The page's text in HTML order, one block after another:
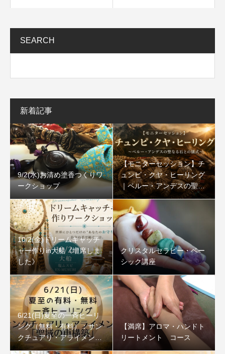
SEARCH
新着記事
9/2(水)お清め塗香つくりワ
ークショップ
【モニターセッション】チ
ュンピ・クヤ・ヒーリング
｜ペルー・アンデスの聖な
る石
10/2(金)ドリームキャッチ
ャー作りin大船《増席しま
した》
クリスタルセラピー・ベー
シック講座
6/21(日)夏至の一斉ヒーリ
ング（無料・有料）：サン
クチュアリ・アライメント
「聖域の再構築」
【満席】アロマ・ハンドト
リートメント コース